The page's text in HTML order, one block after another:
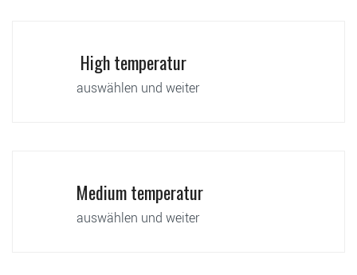
High temperatur
auswählen und weiter
Medium temperatur
auswählen und weiter